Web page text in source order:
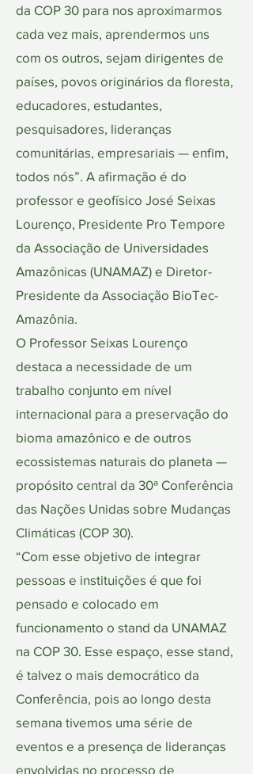
da COP 30 para nos aproximarmos
cada vez mais, aprendermos uns
com os outros, sejam dirigentes de
países, povos originários da floresta,
educadores, estudantes,
pesquisadores, lideranças
comunitárias, empresariais — enfim,
todos nós”. A afirmação é do
professor e geofísico José Seixas
Lourenço, Presidente Pro Tempore
da Associação de Universidades
Amazônicas (UNAMAZ) e Diretor-
Presidente da Associação BioTec-
Amazônia.
O Professor Seixas Lourenço
destaca a necessidade de um
trabalho conjunto em nível
internacional para a preservação do
bioma amazônico e de outros
ecossistemas naturais do planeta —
propósito central da 30ª Conferência
das Nações Unidas sobre Mudanças
Climáticas (COP 30).
“Com esse objetivo de integrar
pessoas e instituições é que foi
pensado e colocado em
funcionamento o stand da UNAMAZ
na COP 30. Esse espaço, esse stand,
é talvez o mais democrático da
Conferência, pois ao longo desta
semana tivemos uma série de
eventos e a presença de lideranças
envolvidas no processo de